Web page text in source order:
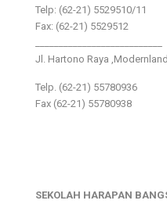
Telp: (62-21) 5529510/11
Fax: (62-21) 5529512
Jl. Hartono Raya
Telp. (62-21) 55780936
Fax (62-21) 55780938
SEKOLAH HARAPAN